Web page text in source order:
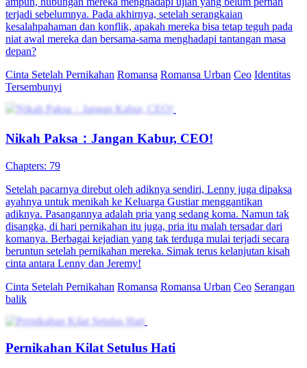
Sembuh dari Trauma Cinta
72 Episodes
Setelah pertemuan tak terduga dengan Yanto Laksana, Suri
mendapati dirinya hamil. Trauma masa lalu membuatnya ragu pada
diam-diam dengan Yanto. Seiring waktu, kehangatan dan perhatian
menemukan cinta sejati.
Cinta Setelah PernikahanRomansaRomansa Urban
Cinta Saat Angin Berhembus
80 Episodes
Rizal, pengusaha kaku. Awalnya hidup terpisah, namun Rizal
menjalani peran suami dengan disiplin dan perhatian. Lewat
tantangan dan momen romantis, Suci jatuh cinta, menyadari semua
ini rencana Rizal, dan pernikahan kontrak jadi kisah cinta takdir